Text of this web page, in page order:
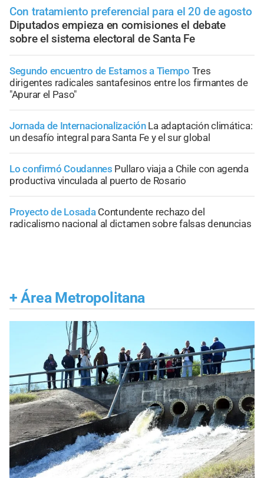
Con tratamiento preferencial para el 20 de agosto
Diputados empieza en comisiones el debate
sobre el sistema electoral de Santa Fe
Segundo encuentro de Estamos a Tiempo Tres
dirigentes radicales santafesinos entre los firmantes de
"Apurar el Paso"
Jornada de Internacionalización La adaptación climática:
un desafío integral para Santa Fe y el sur global
Lo confirmó Coudannes Pullaro viaja a Chile con agenda
productiva vinculada al puerto de Rosario
Proyecto de Losada Contundente rechazo del
radicalismo nacional al dictamen sobre falsas denuncias
+ Área Metropolitana